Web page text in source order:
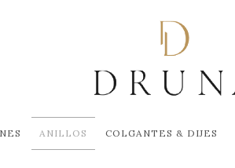
ANILLOS COLGANTES & DIJES